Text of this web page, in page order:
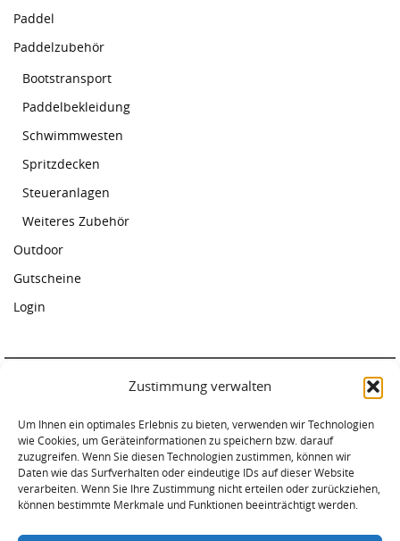
Zustimmung verwalten
Um Ihnen ein optimales Erlebnis zu bieten, verwenden wir Technologien
wie Cookies, um Geräteinformationen zu speichern bzw. darauf
zuzugreifen. Wenn Sie diesen Technologien zustimmen, können wir
Daten wie das Surfverhalten oder eindeutige IDs auf dieser Website
verarbeiten. Wenn Sie Ihre Zustimmung nicht erteilen oder zurückziehen,
können bestimmte Merkmale und Funktionen beeinträchtigt werden.
Paddel
Paddelzubehör
Bootstransport
Paddelbekleidung
Schwimmwesten
Spritzdecken
Steueranlagen
Weiteres Zubehör
Outdoor
Gutscheine
Login
Am Warnowufer 59
18057 Rostock
Tel. 0381-2034620